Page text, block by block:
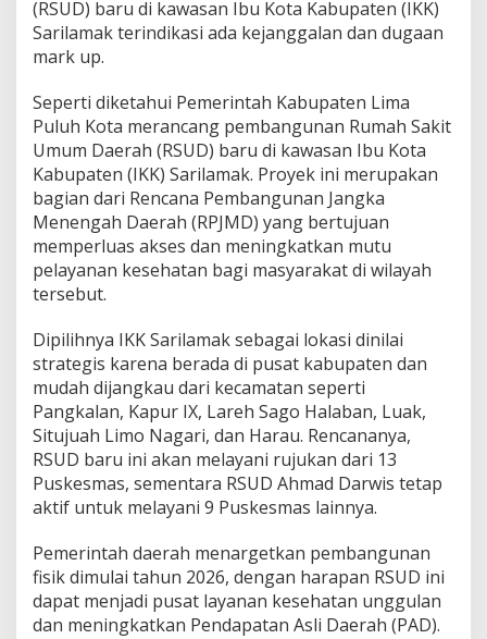
a
n
d
i
n
k
e
s
L
i
m
a
u
h
K
o
a
(RSUD) baru di kawasan Ibu Kota Kabupaten (IKK)
Sarilamak terindikasi ada kejanggalan dan dugaan
mark up.
Seperti diketahui Pemerintah Kabupaten Lima
Puluh Kota merancang pembangunan Rumah Sakit
Umum Daerah (RSUD) baru di kawasan Ibu Kota
Kabupaten (IKK) Sarilamak. Proyek ini merupakan
bagian dari Rencana Pembangunan Jangka
Menengah Daerah (RPJMD) yang bertujuan
memperluas akses dan meningkatkan mutu
pelayanan kesehatan bagi masyarakat di wilayah
tersebut.
Dipilihnya IKK Sarilamak sebagai lokasi dinilai
strategis karena berada di pusat kabupaten dan
mudah dijangkau dari kecamatan seperti
Pangkalan, Kapur IX, Lareh Sago Halaban, Luak,
Situjuah Limo Nagari, dan Harau. Rencananya,
RSUD baru ini akan melayani rujukan dari 13
Puskesmas, sementara RSUD Ahmad Darwis tetap
aktif untuk melayani 9 Puskesmas lainnya.
Pemerintah daerah menargetkan pembangunan
fisik dimulai tahun 2026, dengan harapan RSUD ini
dapat menjadi pusat layanan kesehatan unggulan
dan meningkatkan Pendapatan Asli Daerah (PAD).